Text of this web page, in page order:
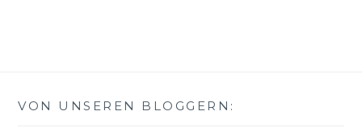
VON UNSEREN BLOGGERN: